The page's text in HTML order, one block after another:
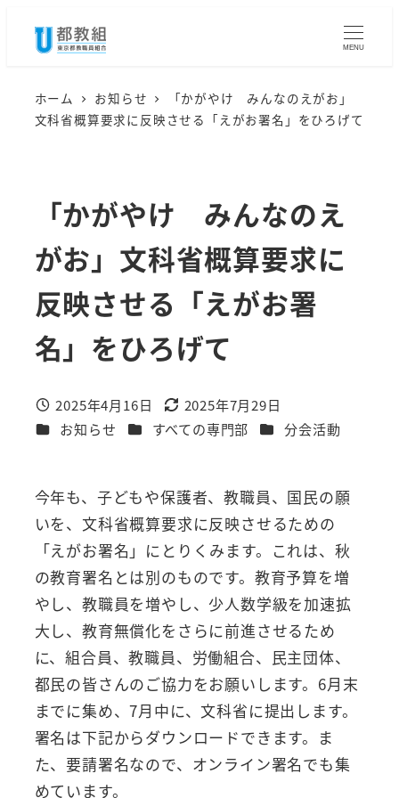
MENU
ホーム お知らせ
「かがやけ みんなのえがお」
文科省概算要求に反映させる「えがお署名」をひろげて
「かがやけ みんなのえ
がお」文科省概算要求に
反映させる「えがお署
名」をひろげて
投稿日
2025年4月16日
更新日
2025年7月29日
カテゴリー
お知らせ カテゴリー
すべての専門部 カテゴリー
分会活動
今年も、子どもや保護者、教職員、国民の願
いを、文科省概算要求に反映させるための
「えがお署名」にとりくみます。これは、秋
の教育署名とは別のものです。教育予算を増
やし、教職員を増やし、少人数学級を加速拡
大し、教育無償化をさらに前進させるため
に、組合員、教職員、労働組合、民主団体、
都民の皆さんのご協力をお願いします。6月末
までに集め、7月中に、文科省に提出します。
署名は下記からダウンロードできます。ま
た、要請署名なので、オンライン署名でも集
めています。